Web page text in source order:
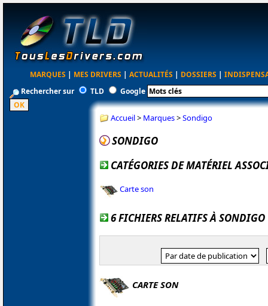
MARQUES | MES DRIVERS | ACTUALITÉS | DOSSIERS |
Rechercher sur
TLD Google
Accueil> Marques>Sondigo
SONDIGO
CATÉGORIES DE MATÉRIEL
Carte son
6 FICHIERS RELATIFS À SONDIGO
CARTE SON